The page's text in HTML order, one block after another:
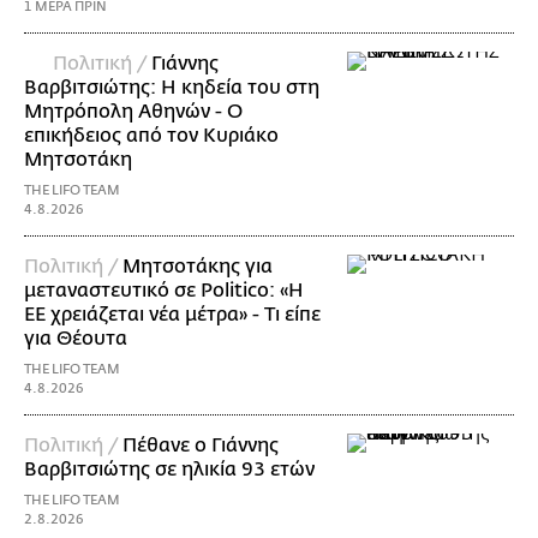
1 ΜΕΡΑ ΠΡΙΝ
Πολιτική / Γιάννης
Βαρβιτσιώτης: Η κηδεία του στη
Μητρόπολη Αθηνών - Ο
επικήδειος από τον Κυριάκο
Μητσοτάκη
THE LIFO TEAM
4.8.2026
Πολιτική / Μητσοτάκης για
μεταναστευτικό σε Politico: «Η
ΕΕ χρειάζεται νέα μέτρα» - Τι είπε
για Θέουτα
THE LIFO TEAM
4.8.2026
Πολιτική / Πέθανε ο Γιάννης
Βαρβιτσιώτης σε ηλικία 93 ετών
THE LIFO TEAM
2.8.2026